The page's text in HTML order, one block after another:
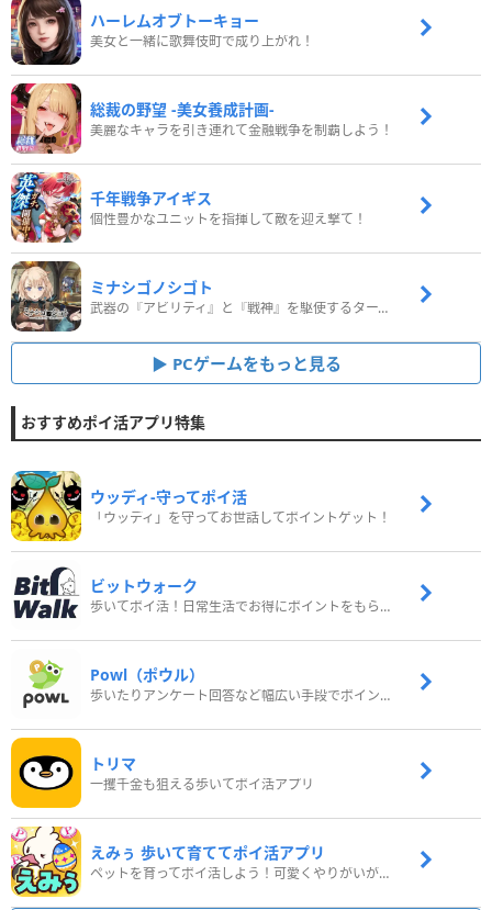
ハーレムオブトーキョー
美女と一緒に歌舞伎町で成り上がれ！
総裁の野望 -美女養成計画-
美麗なキャラを引き連れて金融戦争を制覇しよう！
千年戦争アイギス
個性豊かなユニットを指揮して敵を迎え撃て！
ミナシゴノシゴト
武器の『アビリティ』と『戦神』を駆使するターン制コマンドバトルRPG！
PCゲームをもっと見る
おすすめポイ活アプリ特集
ウッディ‐守ってポイ活
「ウッディ」を守ってお世話してポイントゲット！
ビットウォーク
歩いてポイ活！日常生活でお得にポイントをもらおう
Powl（ポウル）
歩いたりアンケート回答など幅広い手段でポイントをゲット
トリマ
一攫千金も狙える歩いてポイ活アプリ
えみぅ 歩いて育ててポイ活アプリ
ペットを育ってポイ活しよう！可愛くやりがいがある新感覚アプリ